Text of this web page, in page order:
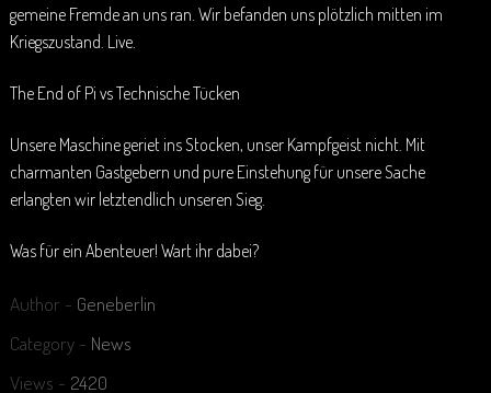
gemeine Fremde an uns ran. Wir befanden uns plötzlich mitten im
Kriegszustand. Live.
The End of Pi vs Technische Tücken
Unsere Maschine geriet ins Stocken, unser Kampfgeist nicht. Mit
charmanten Gastgebern und pure Einstehung für unsere Sache
erlangten wir letztendlich unseren Sieg.
Was für ein Abenteuer! Wart ihr dabei?
Author - Geneberlin
Category - News
Views - 2420